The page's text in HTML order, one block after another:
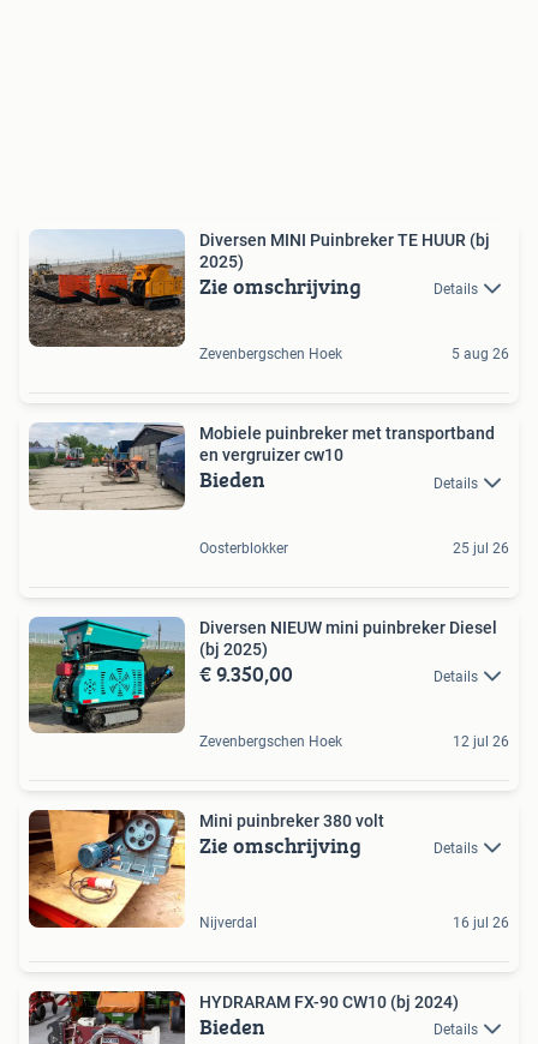
Diversen MINI Puinbreker TE HUUR (bj
2025)
Zie omschrijving Details
Zevenbergschen Hoek 5 aug 26
Mobiele puinbreker met transportband
en vergruizer cw10
Bieden Details
Oosterblokker 25 jul 26
Diversen NIEUW mini puinbreker Diesel
(bj 2025)
€ 9.350,00 Details
Zevenbergschen Hoek 12 jul 26
Mini puinbreker 380 volt
Zie omschrijving Details
Nijverdal 16 jul 26
HYDRARAM FX-90 CW10 (bj 2024)
Bieden Details